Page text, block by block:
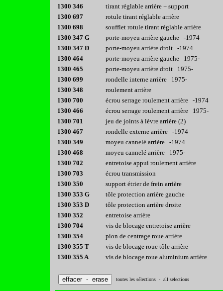
1300 346
tirant réglable arrière + support
1300 697
rotule tirant réglable arrière
1300 698
soufflet rotule tirant réglable arrière
1300 347 G
porte-moyeu arrière gauche -1974
1300 347 D
porte-moyeu arrière droit -1974
1300 464
porte-moyeu arrière gauche 1975-
1300 465
porte-moyeu arrière droit 1975-
1300 699
rondelle interne arrière 1975-
1300 348
roulement arrière
1300 700
écrou serrage roulement arrière -1974
1300 466
écrou serrage roulement arrière 1975-
1300 701
jeu de joints à lèvre arrière (2)
1300 467
rondelle externe arrière -1974
1300 349
moyeu cannelé arrière -1974
1300 468
moyeu cannelé arrière 1975-
1300 702
entretoise appui roulement arrière
1300 703
écrou transmission
1300 350
support étrier de frein arrière
1300 353 G
tôle protection arrière gauche
1300 353 D
tôle protection arrière droite
1300 352
entretoise arrière
1300 704
vis de blocage entretoise arrière
1300 354
pion de centrage roue arrière
1300 355 T
vis de blocage roue tôle arrière
1300 355 A
vis de blocage roue aluminium arrière
toutes les sélections - all selections